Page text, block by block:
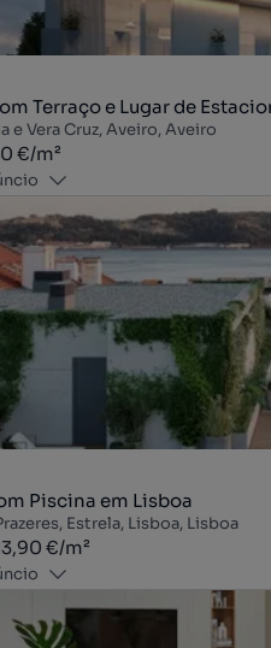
Terraço e Lugar de
e Vera Cruz, Aveiro, Aveiro
€/m²
Piscina em Lisboa
Estrela, Lisboa, Lisboa
€/m²